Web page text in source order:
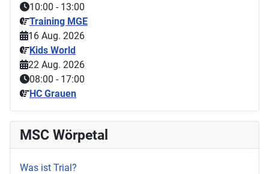
10:00 - 13:00
Training MGE
16 Aug. 2026
Kids World
22 Aug. 2026
08:00 - 17:00
HC Grauen
MSC Wörpetal
Was ist Trial?